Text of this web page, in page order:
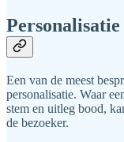
Een van de meest
personalisatie. Waar
stem en uitleg bood,
de bezoeker.